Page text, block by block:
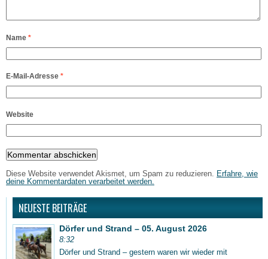
Name *
E-Mail-Adresse *
Website
Diese Website verwendet Akismet, um Spam zu reduzieren. Erfahre, wie
deine Kommentardaten verarbeitet werden.
NEUESTE BEITRÄGE
Dörfer und Strand – 05. August 2026
8:32
Dörfer und Strand – gestern waren wir wieder mit